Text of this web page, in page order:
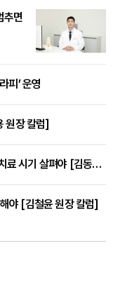
추면
피’ 운영
원장 칼럼]
손 저림 반복된다면 손목터널증후군 진단과 치료 시기 살펴야 [김동현 원장 칼럼]
야 [김철윤 원장 칼럼]